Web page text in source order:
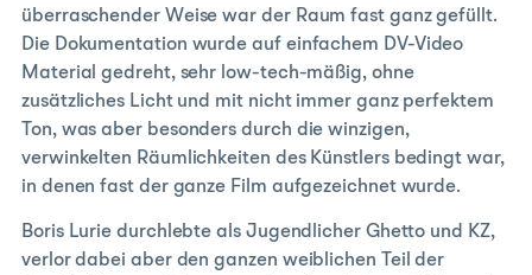
überraschender Weise war der Raum fast ganz gefüllt.
Die Dokumentation wurde auf einfachem DV-Video
Material gedreht, sehr low-tech-mäßig, ohne
zusätzliches Licht und mit nicht immer ganz perfektem
Ton, was aber besonders durch die winzigen,
verwinkelten Räumlichkeiten des Künstlers bedingt war,
in denen fast der ganze Film aufgezeichnet wurde.
Boris Lurie durchlebte als Jugendlicher Ghetto und KZ,
verlor dabei aber den ganzen weiblichen Teil der